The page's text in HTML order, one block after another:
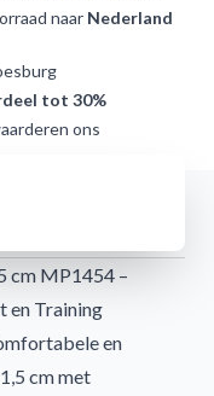
naar Nederland
tot 30%
ons
cm MP1454 –
en Training
en
cm met